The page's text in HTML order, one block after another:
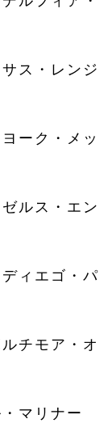
ス・レンジ
ーク・メッ
ルス・エン
ィエゴ・パ
チモア・オ
マリナー